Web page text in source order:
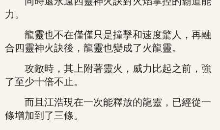
力。
龍靈也不在僅僅只是撞擊和速度驚人，再融
合四靈神火訣後，龍靈也變成了火龍靈。
攻敵時，其上附著靈火，威力比起之前，強
了至少十倍不止。
而且江浩現在一次能釋放的龍靈，已經從一
條增加到了三條。